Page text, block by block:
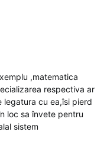
,matematica
respectiva ar
cu ea,îsi pierd
loc sa învete pentru
sistem